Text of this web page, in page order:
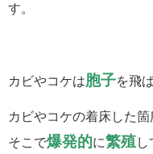
す。
カビやコケは胞子を飛
カビやコケの着床した
そこで爆発的に繁殖